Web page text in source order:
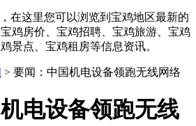
在这里您可以浏览到宝鸡地区最新的
鸡房价、宝鸡招聘、宝鸡旅游、宝鸡
景点、宝鸡租房等信息资讯。
> 要闻：中国机电设备领跑无线网络
电设备领跑无线